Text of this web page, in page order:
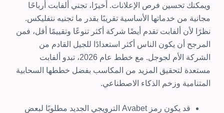
ويمكنك تحسين فرص الإعلانات. أخيرًا، تجني ألفابت أرباحًا
مجانية من خدماتها الأساسية تقريبًا بقدر ما تجنيه نتفليكس.
نظرًا لأن ألفابت تقدم أيضًا شركة أكثر تنوعًا وتقييمًا أقل، فمن
المرجح أن يكون الناس أكثر استعدادًا للجيل القادم من
الشركة الأم لجوجل. مع خطط عام 2026، تبدو ألفابت
مستعدة لتحقيق المزيد من المكاسب بفضل خططها السحابية
المتنامية وزخم الذكاء الاصطناعي.
قد يكون رمز Avabet الترويجي الجديد مطلوبًا لبعض